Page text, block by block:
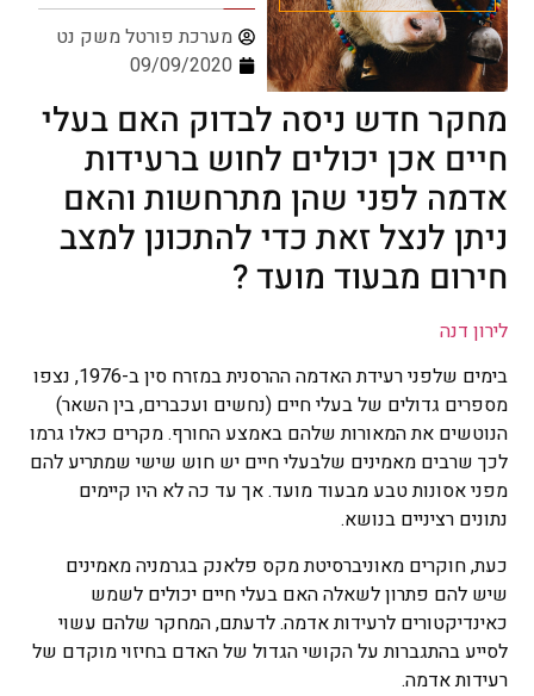
מערכת פורטל משק נט
09/09/2020
מחקר חדש ניסה לבדוק האם בעלי
חיים אכן יכולים לחוש ברעידות
אדמה לפני שהן מתרחשות והאם
ניתן לנצל זאת כדי להתכונן למצב
חירום מבעוד מועד ?
לירון דנה
בימים שלפני רעידת האדמה ההרסנית במזרח סין ב-1976, נצפו
מספרים גדולים של בעלי חיים (נחשים ועכברים, בין השאר)
הנוטשים את המאורות שלהם באמצע החורף. מקרים כאלו גרמו
לכך שרבים מאמינים שלבעלי חיים יש חוש שישי שמתריע להם
מפני אסונות טבע מבעוד מועד. אך עד כה לא היו קיימים
נתונים רציניים בנושא.
כעת, חוקרים מאוניברסיטת מקס פלאנק בגרמניה מאמינים
שיש להם פתרון לשאלה האם בעלי חיים יכולים לשמש
כאינדיקטורים לרעידות אדמה. לדעתם, המחקר שלהם עשוי
לסייע בהתגברות על הקושי הגדול של האדם בחיזוי מוקדם של
רעידות אדמה.